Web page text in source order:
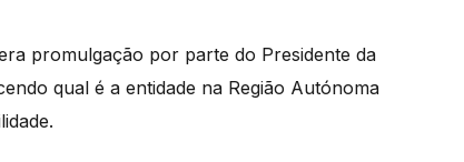
promulgação por parte do Presidente da
qual é a entidade na Região Autónoma